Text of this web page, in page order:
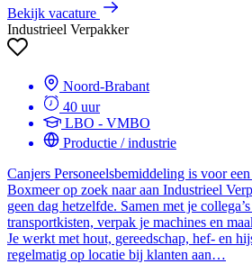
Bekijk vacature
Industrieel Verpakker
Noord-Brabant
40 uur
LBO - VMBO
Productie / industrie
Canjers Personeelsbemiddeling is voor
Boxmeer op zoek naar aan Industrieel
geen dag hetzelfde. Samen met je
transportkisten, verpak je machines en
Je werkt met hout, gereedschap, hef- en
regelmatig op locatie bij klanten aan…